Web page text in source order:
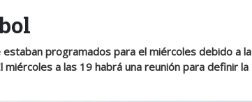
programados para el miércoles debido a la
a las 19 habrá una reunión para definir la